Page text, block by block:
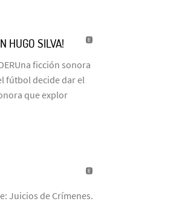
HUGO SILVA!
ficción sonora
fútbol decide dar el
que explor
Juicios de Crímenes.